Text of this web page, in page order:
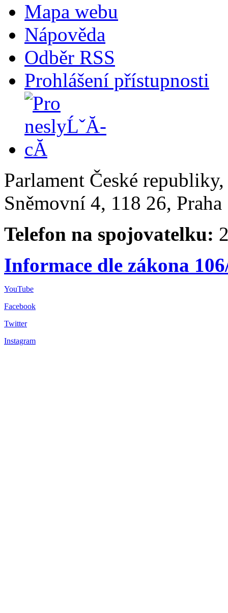
Mapa webu
Nápověda
Odběr RSS
Prohlášení přístupnosti
Parlament České
Sněmovní 4, 118 26,
Telefon na spojovatelku:
Informace dle zákona
YouTube
Facebook
Twitter
Instagram